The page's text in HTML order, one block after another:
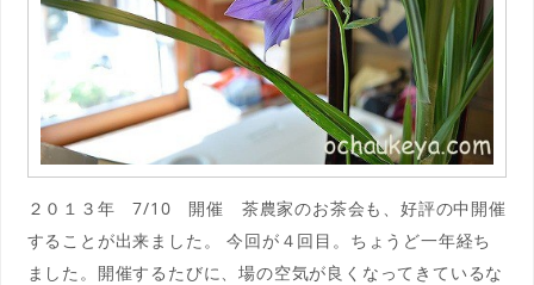
２０１３年 7/10 開催 茶農家のお茶会も、好評の中開催
することが出来ました。 今回が４回目。ちょうど一年経ち
ました。開催するたびに、場の空気が良くなってきているな